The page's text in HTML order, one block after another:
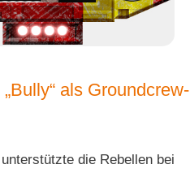
als Groundcrew-
die Rebellen bei